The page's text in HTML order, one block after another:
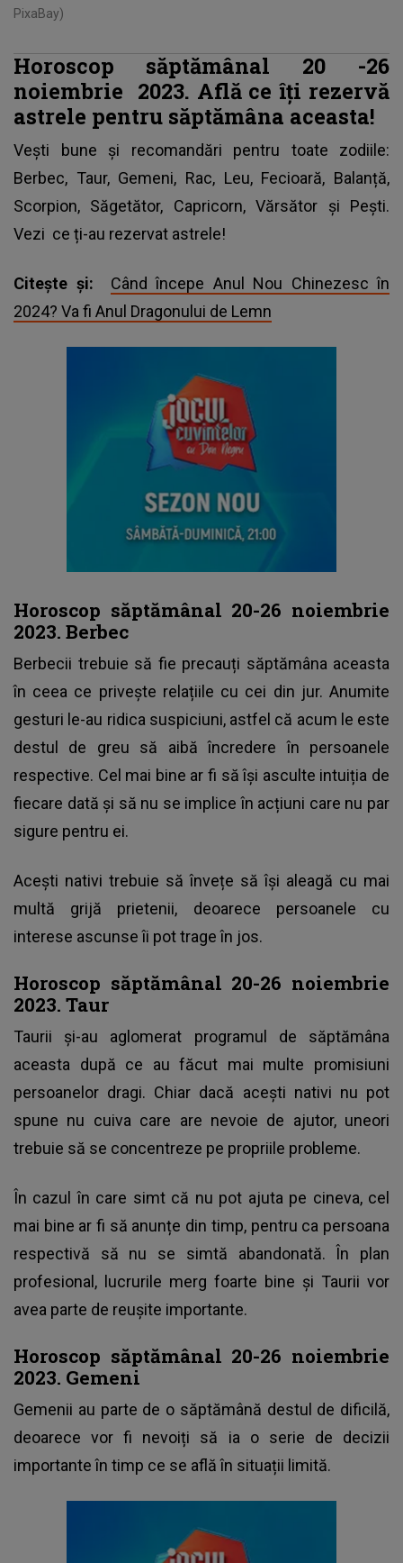
PixaBay)
Horoscop săptămânal 20 -26
noiembrie 2023. Află ce îți rezervă
astrele pentru săptămâna aceasta!
Vești bune și recomandări pentru toate zodiile:
Berbec, Taur, Gemeni, Rac, Leu, Fecioară, Balanță,
Scorpion, Săgetător, Capricorn, Vărsător și Pești.
Vezi ce ți-au rezervat astrele!
Citește și: Când începe Anul Nou Chinezesc în
2024? Va fi Anul Dragonului de Lemn
Horoscop săptămânal 20-26 noiembrie
2023. Berbec
Berbecii trebuie să fie precauți săptămâna aceasta
în ceea ce privește relațiile cu cei din jur. Anumite
gesturi le-au ridica suspiciuni, astfel că acum le este
destul de greu să aibă încredere în persoanele
respective. Cel mai bine ar fi să își asculte intuiția de
fiecare dată și să nu se implice în acțiuni care nu par
sigure pentru ei.
Acești nativi trebuie să învețe să își aleagă cu mai
multă grijă prietenii, deoarece persoanele cu
interese ascunse îi pot trage în jos.
Horoscop săptămânal 20-26 noiembrie
2023. Taur
Taurii și-au aglomerat programul de săptămâna
aceasta după ce au făcut mai multe promisiuni
persoanelor dragi. Chiar dacă acești nativi nu pot
spune nu cuiva care are nevoie de ajutor, uneori
trebuie să se concentreze pe propriile probleme.
În cazul în care simt că nu pot ajuta pe cineva, cel
mai bine ar fi să anunțe din timp, pentru ca persoana
respectivă să nu se simtă abandonată. În plan
profesional, lucrurile merg foarte bine și Taurii vor
avea parte de reușite importante.
Horoscop săptămânal 20-26 noiembrie
2023. Gemeni
Gemenii au parte de o săptămână destul de dificilă,
deoarece vor fi nevoiți să ia o serie de decizii
importante în timp ce se află în situații limită.